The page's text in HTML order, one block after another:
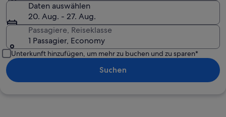
Daten auswählen
20. Aug. - 27. Aug.
Passagiere, Reiseklasse
1 Passagier, Economy
Unterkunft hinzufügen, um mehr zu buchen und zu sparen*
Suchen